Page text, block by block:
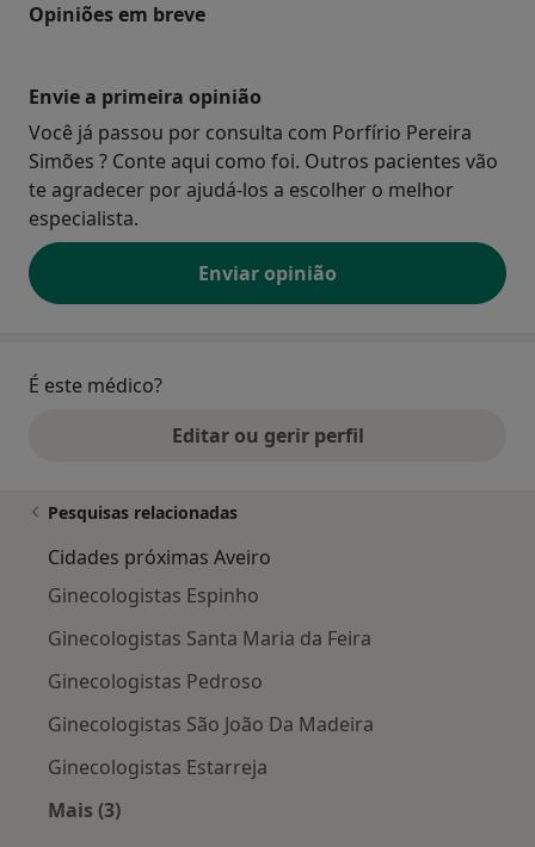
Opiniões em breve
Envie a primeira opinião
Você já passou por consulta com Porfírio Pereira
Simões ? Conte aqui como foi. Outros pacientes vão
te agradecer por ajudá-los a escolher o melhor
especialista.
Enviar opinião
É este médico?
Editar ou gerir perfil
Pesquisas relacionadas
Cidades próximas Aveiro
Ginecologistas Espinho
Ginecologistas Santa Maria da Feira
Ginecologistas Pedroso
Ginecologistas São João Da Madeira
Ginecologistas Estarreja
Mais (3)